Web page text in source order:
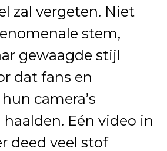
zal vergeten. Niet
stem,
gewaagde stijl
dat fans en
camera’s
Eén video in
deed veel stof